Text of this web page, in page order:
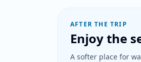
AFTER THE TRIP
Enjoy the
A softer place for